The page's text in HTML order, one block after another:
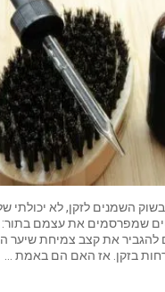
השמנים לזקן, לא יכולתי
שמפרסמים את עצמם בתור:
להגביר את קצב צמיחת שיער
בזקן. אז האם הם באמת ...